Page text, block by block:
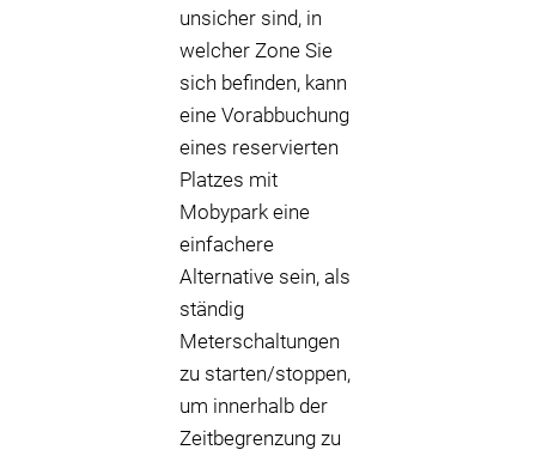
unsicher sind, in
welcher Zone Sie
sich befinden, kann
eine Vorabbuchung
eines reservierten
Platzes mit
Mobypark eine
einfachere
Alternative sein, als
ständig
Meterschaltungen
zu starten/stoppen,
um innerhalb der
Zeitbegrenzung zu